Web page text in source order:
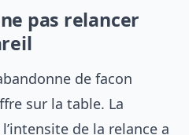
pas relancer
de facon
sur la table. La
de la relance a